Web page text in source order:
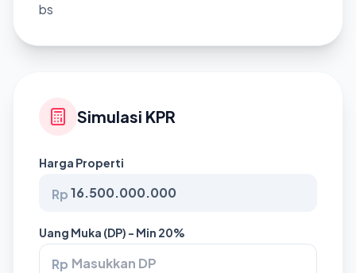
bs
Simulasi KPR
Harga Properti
Rp
Uang Muka (DP) - Min 20%
Rp